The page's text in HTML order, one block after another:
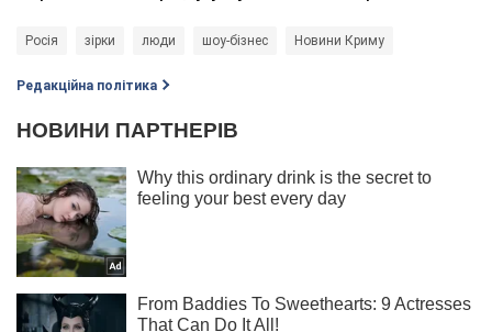
Росія зірки люди шоу-бізнес Новини Криму
Редакційна політика